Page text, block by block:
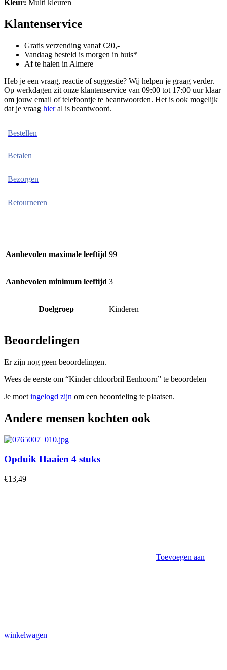
Kleur: Multi kleuren
Klantenservice
Gratis verzending vanaf €20,-
Vandaag besteld is morgen in huis*
Af te halen in Almere
Heb je een vraag, reactie of suggestie? Wij helpen je graag verder.
Op werkdagen zit onze klantenservice van 09:00 tot 17:00 uur klaar
om jouw email of telefoontje te beantwoorden. Het is ook mogelijk
dat je vraag hieral is beantwoord.
Bestellen
Betalen
Bezorgen
Retourneren
Aanbevolen maximale leeftijd 99
Aanbevolen minimum leeftijd 3
Doelgroep Kinderen
Beoordelingen
Er zijn nog geen beoordelingen.
Wees de eerste om “Kinder chloorbril Eenhoorn” te beoordelen
Je moet ingelogd zijn om een beoordeling te plaatsen.
Andere mensen kochten ook
Opduik Haaien 4 stuks
€13,49
Toevoegen aan
winkelwagen